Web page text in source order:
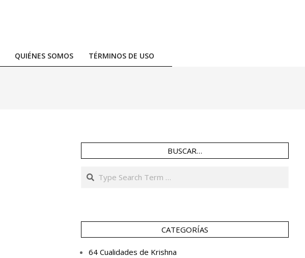
QUIÉNES SOMOS TÉRMINOS DE USO
BUSCAR…
Search
CATEGORÍAS
64 Cualidades de Krishna